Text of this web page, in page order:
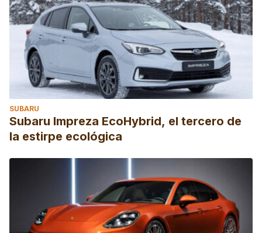
SUBARU
Subaru Impreza EcoHybrid, el tercero de
la estirpe ecológica